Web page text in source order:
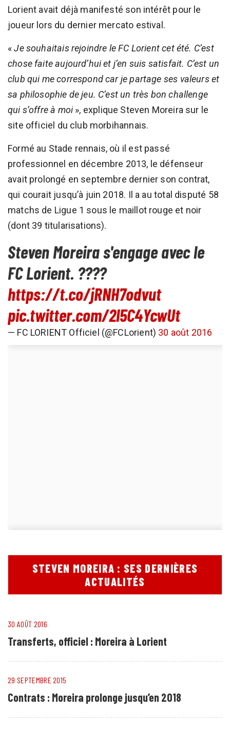
Lorient avait déjà manifesté son intérêt pour le
joueur lors du dernier mercato estival.
«Je souhaitais rejoindre le FC Lorient cet été. C’est
chose faite aujourd’hui et j’en suis satisfait. C’est un
club qui me correspond car je partage ses valeurs et
sa philosophie de jeu. C’est un très bon challenge
qui s’offre à moi», explique Steven Moreira sur le
site officiel du club morbihannais.
Formé au Stade rennais, où il est passé
professionnel en décembre 2013, le défenseur
avait prolongé en septembre dernier son contrat,
qui courait jusqu’à juin 2018. Il a au total disputé 58
matchs de Ligue 1 sous le maillot rouge et noir
(dont 39 titularisations).
Steven Moreira s'engage avec le
FC Lorient. ????
https://t.co/jRNH7odvut
pic.twitter.com/2l5C4YcwUt
— FC LORIENT Officiel (@FCLorient) 30 août 2016
STEVEN MOREIRA : SES DERNIÈRES
ACTUALITÉS
30 AOÛT 2016
Transferts, officiel : Moreira à Lorient
29 SEPTEMBRE 2015
Contrats : Moreira prolonge jusqu’en 2018